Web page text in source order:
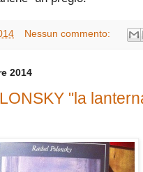
Nessun commento:
2014
"la